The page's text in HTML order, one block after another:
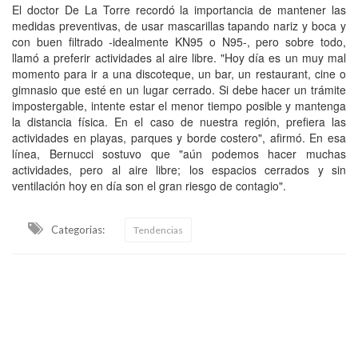
El doctor De La Torre recordó la importancia de mantener las
medidas preventivas, de usar mascarillas tapando nariz y boca y
con buen filtrado -idealmente KN95 o N95-, pero sobre todo,
llamó a preferir actividades al aire libre. "Hoy día es un muy mal
momento para ir a una discoteque, un bar, un restaurant, cine o
gimnasio que esté en un lugar cerrado. Si debe hacer un trámite
impostergable, intente estar el menor tiempo posible y mantenga
la distancia física. En el caso de nuestra región, prefiera las
actividades en playas, parques y borde costero", afirmó. En esa
línea, Bernucci sostuvo que "aún podemos hacer muchas
actividades, pero al aire libre; los espacios cerrados y sin
ventilación hoy en día son el gran riesgo de contagio".
Categorias: Tendencias